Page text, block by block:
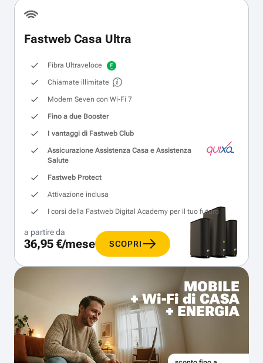
Fastweb Casa Ultra
Fibra Ultraveloce
Chiamate illimitate
Modem Seven con Wi‑Fi 7
Fino a due Booster
I vantaggi di Fastweb Club
Assicurazione Assistenza Casa e Assistenza
Salute
Fastweb Protect
Attivazione inclusa
I corsi della Fastweb Digital Academy per il tuo futuro
a partire da
36,95 €/mese SCOPRI
MOBILE
+ Wi-Fi di CASA
+ ENERGIA